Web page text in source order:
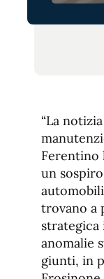
“La
Ferentino
un
trovano a
strategica
anomalie
giunti, in